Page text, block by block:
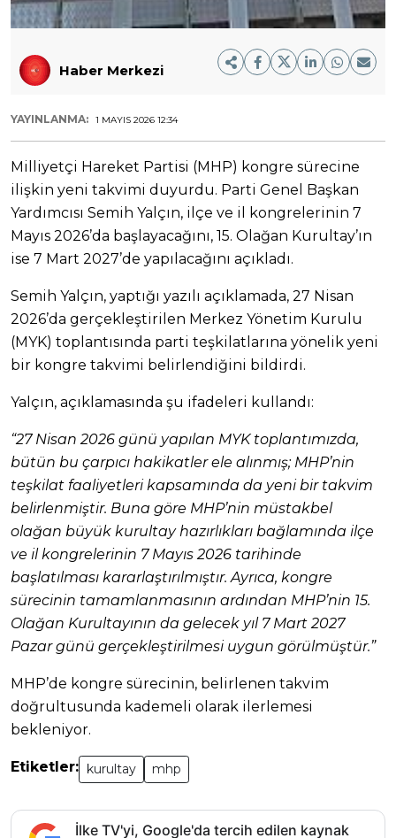
Haber Merkezi
YAYINLANMA: 1 MAYIS 2026 12:34
Milliyetçi Hareket Partisi (MHP) kongre sürecine
ilişkin yeni takvimi duyurdu. Parti Genel Başkan
Yardımcısı Semih Yalçın, ilçe ve il kongrelerinin 7
Mayıs 2026’da başlayacağını, 15. Olağan Kurultay’ın
ise 7 Mart 2027’de yapılacağını açıkladı.
Semih Yalçın, yaptığı yazılı açıklamada, 27 Nisan
2026’da gerçekleştirilen Merkez Yönetim Kurulu
(MYK) toplantısında parti teşkilatlarına yönelik yeni
bir kongre takvimi belirlendiğini bildirdi.
Yalçın, açıklamasında şu ifadeleri kullandı:
“27 Nisan 2026 günü yapılan MYK toplantımızda,
bütün bu çarpıcı hakikatler ele alınmış; MHP’nin
teşkilat faaliyetleri kapsamında da yeni bir takvim
belirlenmiştir. Buna göre MHP’nin müstakbel
olağan büyük kurultay hazırlıkları bağlamında ilçe
ve il kongrelerinin 7 Mayıs 2026 tarihinde
başlatılması kararlaştırılmıştır. Ayrıca, kongre
sürecinin tamamlanmasının ardından MHP’nin 15.
Olağan Kurultayının da gelecek yıl 7 Mart 2027
Pazar günü gerçekleştirilmesi uygun görülmüştür.”
MHP’de kongre sürecinin, belirlenen takvim
doğrultusunda kademeli olarak ilerlemesi
bekleniyor.
Etiketler: kurultay mhp
İlke TV'yi, Google'da tercih edilen kaynak